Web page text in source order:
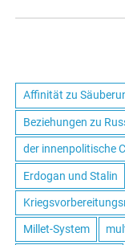
Affinität zu
Beziehungen zu
der innenpolitische
Erdogan und Stalin
Millet-System